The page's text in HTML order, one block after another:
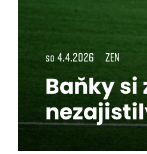
so 4.4.2026 ZEN
Baňky